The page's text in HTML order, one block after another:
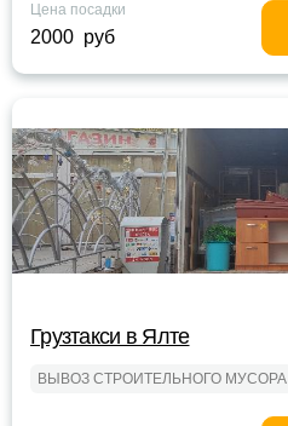
Цена посадки
2000 руб
Грузтакси в Ялте
ВЫВОЗ СТРОИТЕЛЬНОГО МУСОРА